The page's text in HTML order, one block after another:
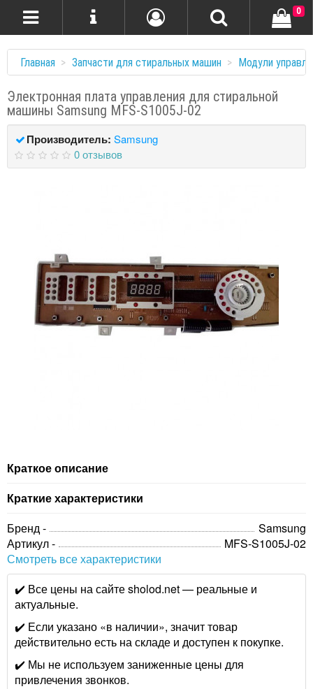
0
Главная Запчасти для стиральных машин Модули
Электронная плата управления для стиральной
машины Samsung MFS-S1005J-02
Производитель: Samsung
0 отзывов
Краткое описание
Краткие характеристики
Бренд -
Samsung
Артикул -
MFS-S1005J-02
Смотреть все характеристики
✔️ Все цены на сайте sholod.net — реальные и
актуальные.
✔️ Если указано «в наличии», значит товар
действительно есть на складе и доступен к покупке.
✔️ Мы не используем заниженные цены для
привлечения звонков.